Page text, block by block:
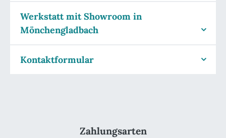
Werkstatt mit Showroom in
Mönchengladbach
Kontaktformular
Zahlungsarten